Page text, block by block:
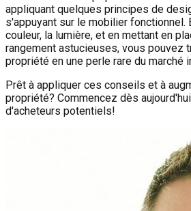
appliquant quelques principes de
s'appuyant sur le mobilier fonctionnel.
couleur, la lumière, et en mettant en
rangement astucieuses, vous pouvez
propriété en une perle rare du marché
Prêt à appliquer ces conseils et à
propriété? Commencez dès
d'acheteurs potentiels!